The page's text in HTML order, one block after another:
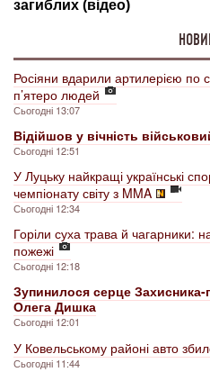
Росіяни вдарили артилерією по
п’ятеро людей
Сьогодні 13:07
Відійшов у вічність
Сьогодні 12:51
У Луцьку найкращі українські
чемпіонату світу з MMA
Сьогодні 12:34
Горіли суха трава й чагарники:
пожежі
Сьогодні 12:18
Зупинилося серце
Олега Дишка
Сьогодні 12:01
У Ковельському районі авто
Сьогодні 11:44